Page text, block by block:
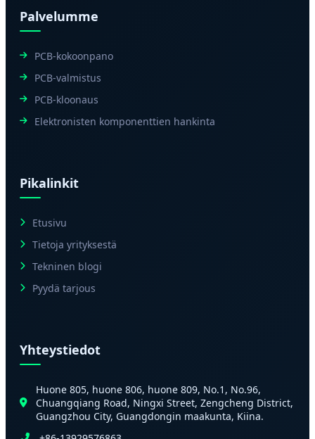
Palvelumme
PCB-kokoonpano
PCB-valmistus
PCB-kloonaus
Elektronisten komponenttien hankinta
Pikalinkit
Etusivu
Tietoja yrityksestä
Tekninen blogi
Pyydä tarjous
Yhteystiedot
Huone 805, huone 806, huone 809, No.1, No.96,
Chuangqiang Road, Ningxi Street, Zengcheng District,
Guangzhou City, Guangdongin maakunta, Kiina.